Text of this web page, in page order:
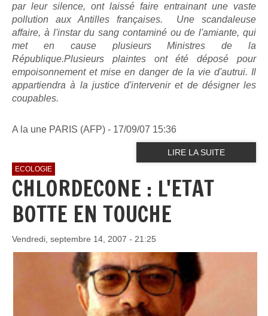
par leur silence, ont laissé faire entrainant une vaste
pollution aux Antilles françaises. Une scandaleuse
affaire, à l'instar du sang contaminé ou de l'amiante, qui
met en cause plusieurs Ministres de la
République.Plusieurs plaintes ont été déposé pour
empoisonnement et mise en danger de la vie d'autrui. Il
appartiendra à la justice d'intervenir et de désigner les
coupables.
A la une PARIS (AFP) - 17/09/07 15:36
LIRE LA SUITE
ECOLOGIE
CHLORDECONE : L'ETAT
BOTTE EN TOUCHE
Vendredi, septembre 14, 2007 - 21:25